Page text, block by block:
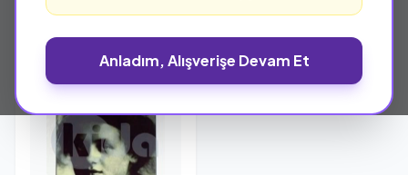
Anladım, Alışverişe Devam Et